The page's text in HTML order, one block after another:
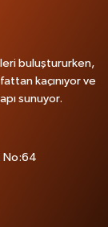
buluştururken,
kaçınıyor ve
sunuyor.
No:64